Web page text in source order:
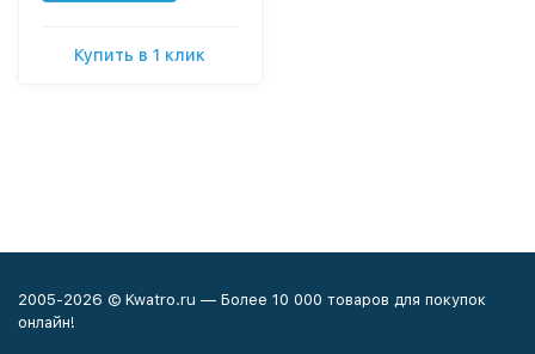
Купить в 1 клик
2005-2026 © Kwatro.ru — Более 10 000 товаров для покупок
онлайн!